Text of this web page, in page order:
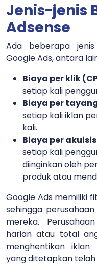
Jenis-jenis
Adsense
Ada beberapa
Google Ads, antara
Biaya per klik
setiap kali
Biaya per
setiap kali iklan
kali.
Biaya per
setiap kali
diinginkan oleh
produk atau
Google Ads memiliki
sehingga
mereka.
harian atau total
menghentikan iklan
yang ditetapkan